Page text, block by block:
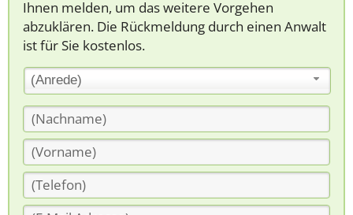
Ihnen melden, um das weitere Vorgehen
abzuklären. Die Rückmeldung durch einen Anwalt
ist für Sie kostenlos.
(Anrede)